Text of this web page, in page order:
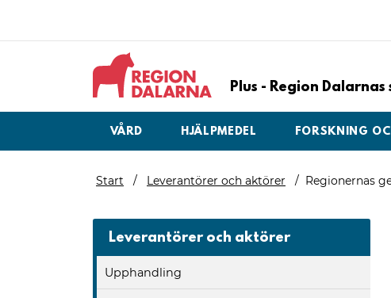
Plus - Region
VÅRD HJÄLPMEDEL FORSKNING
Start Leverantörer och aktörer Regionernas
Leverantörer och aktörer
Upphandling